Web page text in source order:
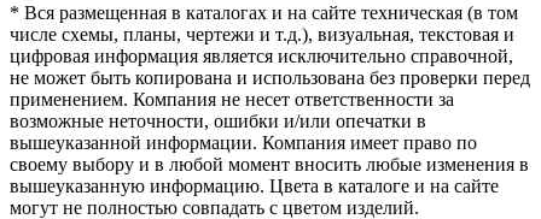
* Вся размещенная в каталогах и на сайте техническая (в том
числе схемы, планы, чертежи и т.д.), визуальная, текстовая и
цифровая информация является исключительно справочной,
не может быть копирована и использована без проверки перед
применением. Компания не несет ответственности за
возможные неточности, ошибки и/или опечатки в
вышеуказанной информации. Компания имеет право по
своему выбору и в любой момент вносить любые изменения в
вышеуказанную информацию. Цвета в каталоге и на сайте
могут не полностью совпадать с цветом изделий.